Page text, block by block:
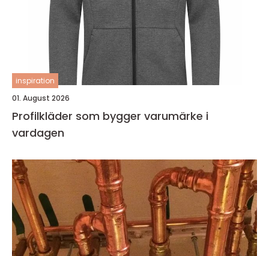
inspiration
01. August 2026
Profilkläder som bygger varumärke i
vardagen